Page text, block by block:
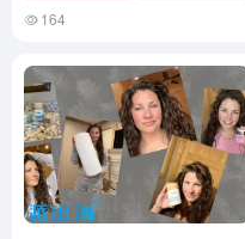
164